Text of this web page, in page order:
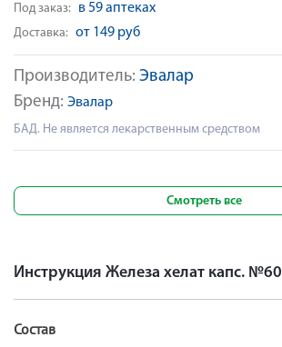
Производитель: Эвалар
Бренд: Эвалар
БАД. Не является лекарственным средством
Под заказ: в 59 аптеках
Доставка: от 149 руб
Смотреть все
Инструкция Железа хелат капс. №60
Состав